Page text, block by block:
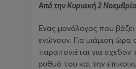
Aπό την Κυριακή 2
Ένας μονόλογος που
ενώνουν. Για μιάμιση
παραπονιέται για σχεδόν
ρυθμό του και την